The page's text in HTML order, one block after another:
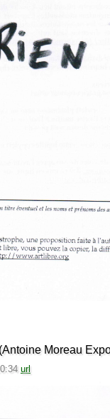
Moreau
url